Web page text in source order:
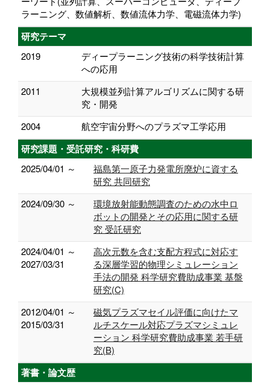
ラーニング、数値解析、数値流体力学、電磁流体力学)
研究テーマ
2019
ディープラーニング技術の科学技術計算
への応用
2011
大規模並列計算アルゴリズムに関する研
究・開発
2004
航空宇宙分野へのプラズマ工学応用
研究課題・受託研究・科研費
2025/04/01 ～
福島第一原子力発電所廃炉に資する
研究 共同研究
2024/09/30 ～
環境放射能動態調査のための水中ロ
ボットの開発とその応用に関する研
究 受託研究
2024/04/01 ～
2027/03/31
高次元数を含む支配方程式に対応す
る深層学習的物理シミュレーション
手法の開発 科学研究費助成事業 基盤
研究(C)
2012/04/01 ～
2015/03/31
磁気プラズマセイル評価に向けたマ
ルチスケール対応プラズマシミュレ
ーション 科学研究費助成事業 若手研
究(B)
著書・論文歴